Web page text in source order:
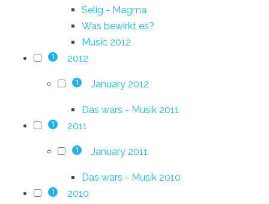
Selig - Magma
Was bewirkt es?
Music 2012
1 2012
1 January 2012
Das wars - Musik 2011
1 2011
1 January 2011
Das wars - Musik 2010
1 2010